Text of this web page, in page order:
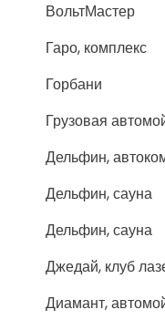
ВольтМастер
Гаро, комплекс
Горбани
Грузовая
Дельфин,
Дельфин, сауна
Дельфин, сауна
Джедай, клуб
Диамант,